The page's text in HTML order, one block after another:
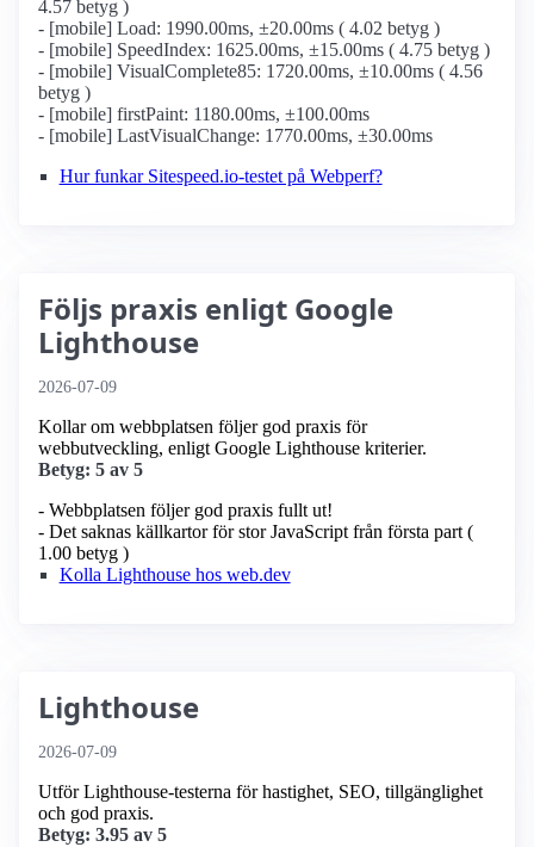
4.57 betyg )
- [mobile] Load: 1990.00ms, ±20.00ms ( 4.02 betyg )
- [mobile] SpeedIndex: 1625.00ms, ±15.00ms ( 4.75 betyg )
- [mobile] VisualComplete85: 1720.00ms, ±10.00ms ( 4.56
betyg )
- [mobile] firstPaint: 1180.00ms, ±100.00ms
- [mobile] LastVisualChange: 1770.00ms, ±30.00ms
Hur funkar Sitespeed.io-testet på Webperf?
Följs praxis enligt Google
Lighthouse
2026-07-09
Kollar om webbplatsen följer god praxis för
webbutveckling, enligt Google Lighthouse kriterier.
Betyg: 5 av 5
- Webbplatsen följer god praxis fullt ut!
- Det saknas källkartor för stor JavaScript från första part (
1.00 betyg )
Kolla Lighthouse hos web.dev
Lighthouse
2026-07-09
Utför Lighthouse-testerna för hastighet, SEO, tillgänglighet
och god praxis.
Betyg: 3.95 av 5